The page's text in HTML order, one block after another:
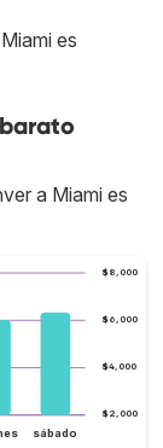
es
a Miami es
$2,000
$4,000
$6,000
$8,000
sábado